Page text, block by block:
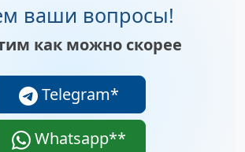
ваши вопросы!
как можно скорее
Telegram*
Whatsapp**